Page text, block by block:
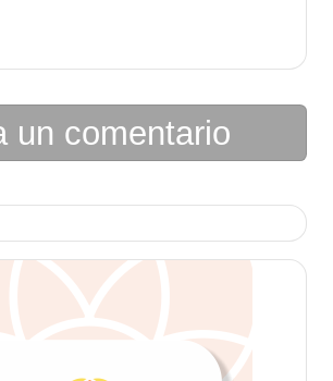
un comentario